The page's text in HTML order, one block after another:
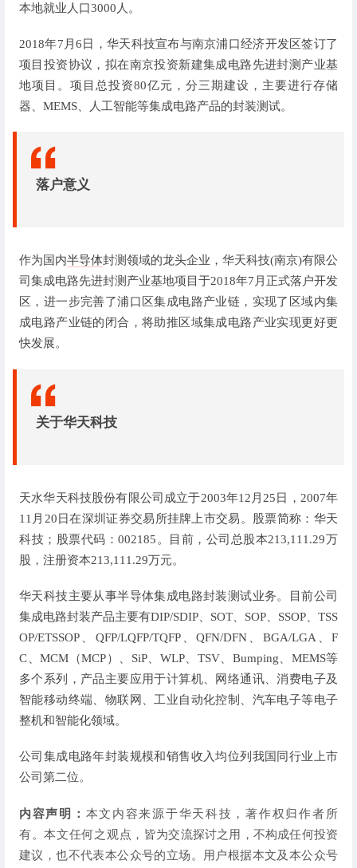
本地就业人口3000人。
2018年7月6日，华天科技宣布与南京浦口经济开发区签订了
项目投资协议，拟在南京投资新建集成电路先进封测产业基
地项目。项目总投资80亿元，分三期建设，主要进行存储
器、MEMS、人工智能等集成电路产品的封装测试。
落户意义
作为国内半导体封测领域的龙头企业，华天科技(南京)有限公
司集成电路先进封测产业基地项目于2018年7月正式落户开发
区，进一步完善了浦口区集成电路产业链，实现了区域内集
成电路产业链的闭合，将助推区域集成电路产业实现更好更
快发展。
关于华天科技
天水华天科技股份有限公司成立于2003年12月25日，2007年
11月20日在深圳证券交易所挂牌上市交易。股票简称：华天
科技；股票代码：002185。目前，公司总股本213,111.29万
股，注册资本213,111.29万元。
华天科技主要从事半导体集成电路封装测试业务。目前公司
集成电路封装产品主要有DIP/SDIP、SOT、SOP、SSOP、TSS
OP/ETSSOP、QFP/LQFP/TQFP、QFN/DFN、BGA/LGA、F
C、MCM（MCP）、SiP、WLP、TSV、Bumping、MEMS等
多个系列，产品主要应用于计算机、网络通讯、消费电子及
智能移动终端、物联网、工业自动化控制、汽车电子等电子
整机和智能化领域。
公司集成电路年封装规模和销售收入均位列我国同行业上市
公司第二位。
内容声明： 本文内容来源于华天科技，著作权归作者所
有。本文任何之观点， 皆为交流探讨之用，不构成任何投资
建议，也不代表本公众号的立场。用户根据本文及本公众号